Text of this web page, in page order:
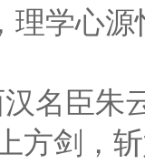
理学心源
名臣朱
方剑，